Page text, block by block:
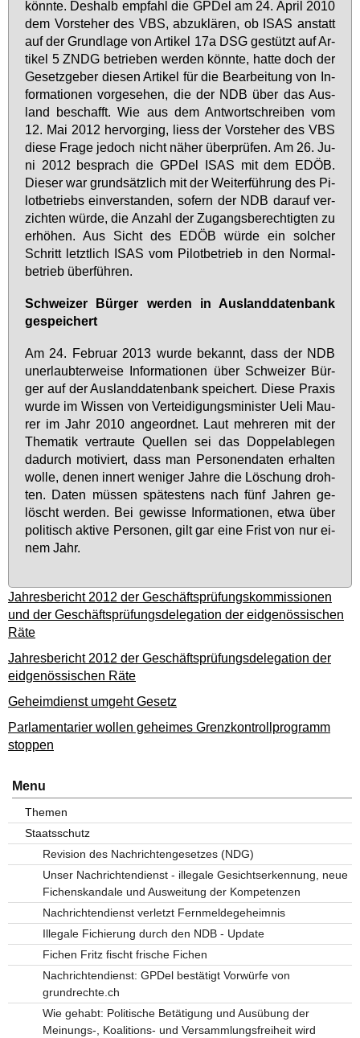
könn­te. Des­halb emp­fahl die GPDel am 24. April 2010
dem Vor­ste­her des VBS, ab­zu­klä­ren, ob ISAS an­statt
auf der Grund­la­ge von Ar­ti­kel 17a DSG ge­stützt auf Ar­
ti­kel 5 ZNDG be­trie­ben wer­den könn­te, hat­te doch der
Ge­setz­ge­ber die­sen Ar­ti­kel für die Be­ar­bei­tung von In­
for­ma­tio­nen vor­ge­se­hen, die der NDB über das Aus­
land be­schafft. Wie aus dem Ant­wort­schrei­ben vom
12. Mai 2012 her­vor­ging, liess der Vor­ste­her des VBS
die­se Fra­ge je­doch nicht nä­her über­prü­fen. Am 26. Ju­
ni 2012 be­sprach die GPDel ISAS mit dem EDÖB.
Die­ser war grund­sätz­lich mit der Wei­ter­füh­rung des Pi­
lot­be­triebs ein­ver­stan­den, so­fern der NDB dar­auf ver­
zich­ten wür­de, die An­zahl der Zu­gangs­be­rech­tig­ten zu
er­hö­hen. Aus Sicht des EDÖB wür­de ein sol­cher
Schritt letzt­lich ISAS vom Pi­lot­be­trieb in den Nor­mal­
be­trieb über­füh­ren.
Schwei­zer Bür­ger wer­den in Aus­land­da­ten­bank
ge­spei­chert
Am 24. Fe­bru­ar 2013 wur­de be­kannt, dass der NDB
un­er­laub­ter­wei­se In­for­ma­tio­nen über Schwei­zer Bür­
ger auf der Aus­land­da­ten­bank spei­chert. Die­se Pra­xis
wur­de im Wis­sen von Ver­tei­di­gungs­mi­nis­ter Ue­li Mau­
rer im Jahr 2010 an­ge­ord­net. Laut meh­re­ren mit der
The­ma­tik ver­trau­te Quel­len sei das Dop­pelab­le­gen
da­durch mo­ti­viert, dass man Per­so­nen­da­ten er­hal­ten
wol­le, de­nen in­nert we­ni­ger Jah­re die Lö­schung droh­
ten. Da­ten müs­sen spä­tes­tens nach fünf Jah­ren ge­
löscht wer­den. Bei ge­wis­se In­for­ma­tio­nen, et­wa über
po­li­tisch ak­ti­ve Per­so­nen, gilt gar ei­ne Frist von nur ei­
nem Jahr.
Jahresbericht 2012 der Geschäftsprüfungskommissionen
und der Geschäftsprüfungsdelegation der eidgenössischen
Räte
Jahresbericht 2012 der Geschäftsprüfungsdelegation der
eidgenössischen Räte
Geheimdienst umgeht Gesetz
Parlamentarier wollen geheimes Grenzkontrollprogramm
stoppen
Menu
Themen
Staatsschutz
Revision des Nachrichtengesetzes (NDG)
Unser Nachrichtendienst - illegale Gesichtserkennung, neue
Fichenskandale und Ausweitung der Kompetenzen
Nachrichtendienst verletzt Fernmeldegeheimnis
Illegale Fichierung durch den NDB - Update
Fichen Fritz fischt frische Fichen
Nachrichtendienst: GPDel bestätigt Vorwürfe von
grundrechte.ch
Wie gehabt: Politische Betätigung und Ausübung der
Meinungs-, Koalitions- und Versammlungsfreiheit wird